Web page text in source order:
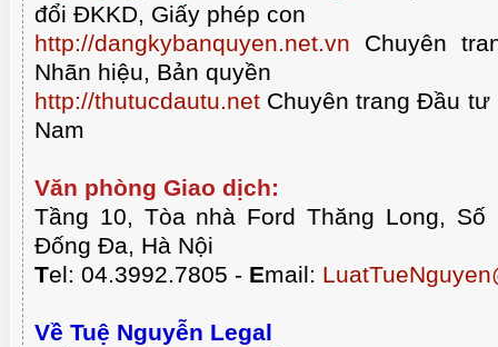
đổi ĐKKD, Giấy phép con
http://dangkybanquyen.net.vn Chuyên
Nhãn hiệu, Bản quyền
http://thutucdautu.net Chuyên trang Đầu
Nam
Văn phòng Giao dịch:
Tầng 10, Tòa nhà Ford Thăng Long, Số
Đống Đa, Hà Nội
Tel: 04.3992.7805 - Email:
Về Tuệ Nguyễn Legal